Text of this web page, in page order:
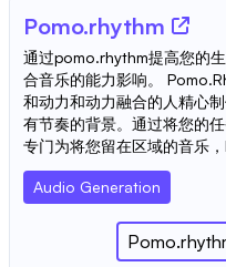
Pomo.rhythm
通过pomo.rhythm提高您的
合音乐的能力影响。
和动力和动力融合的人精心
有节奏的背景。通过将您的
专门为将您留在区域的音乐
Audio Generation